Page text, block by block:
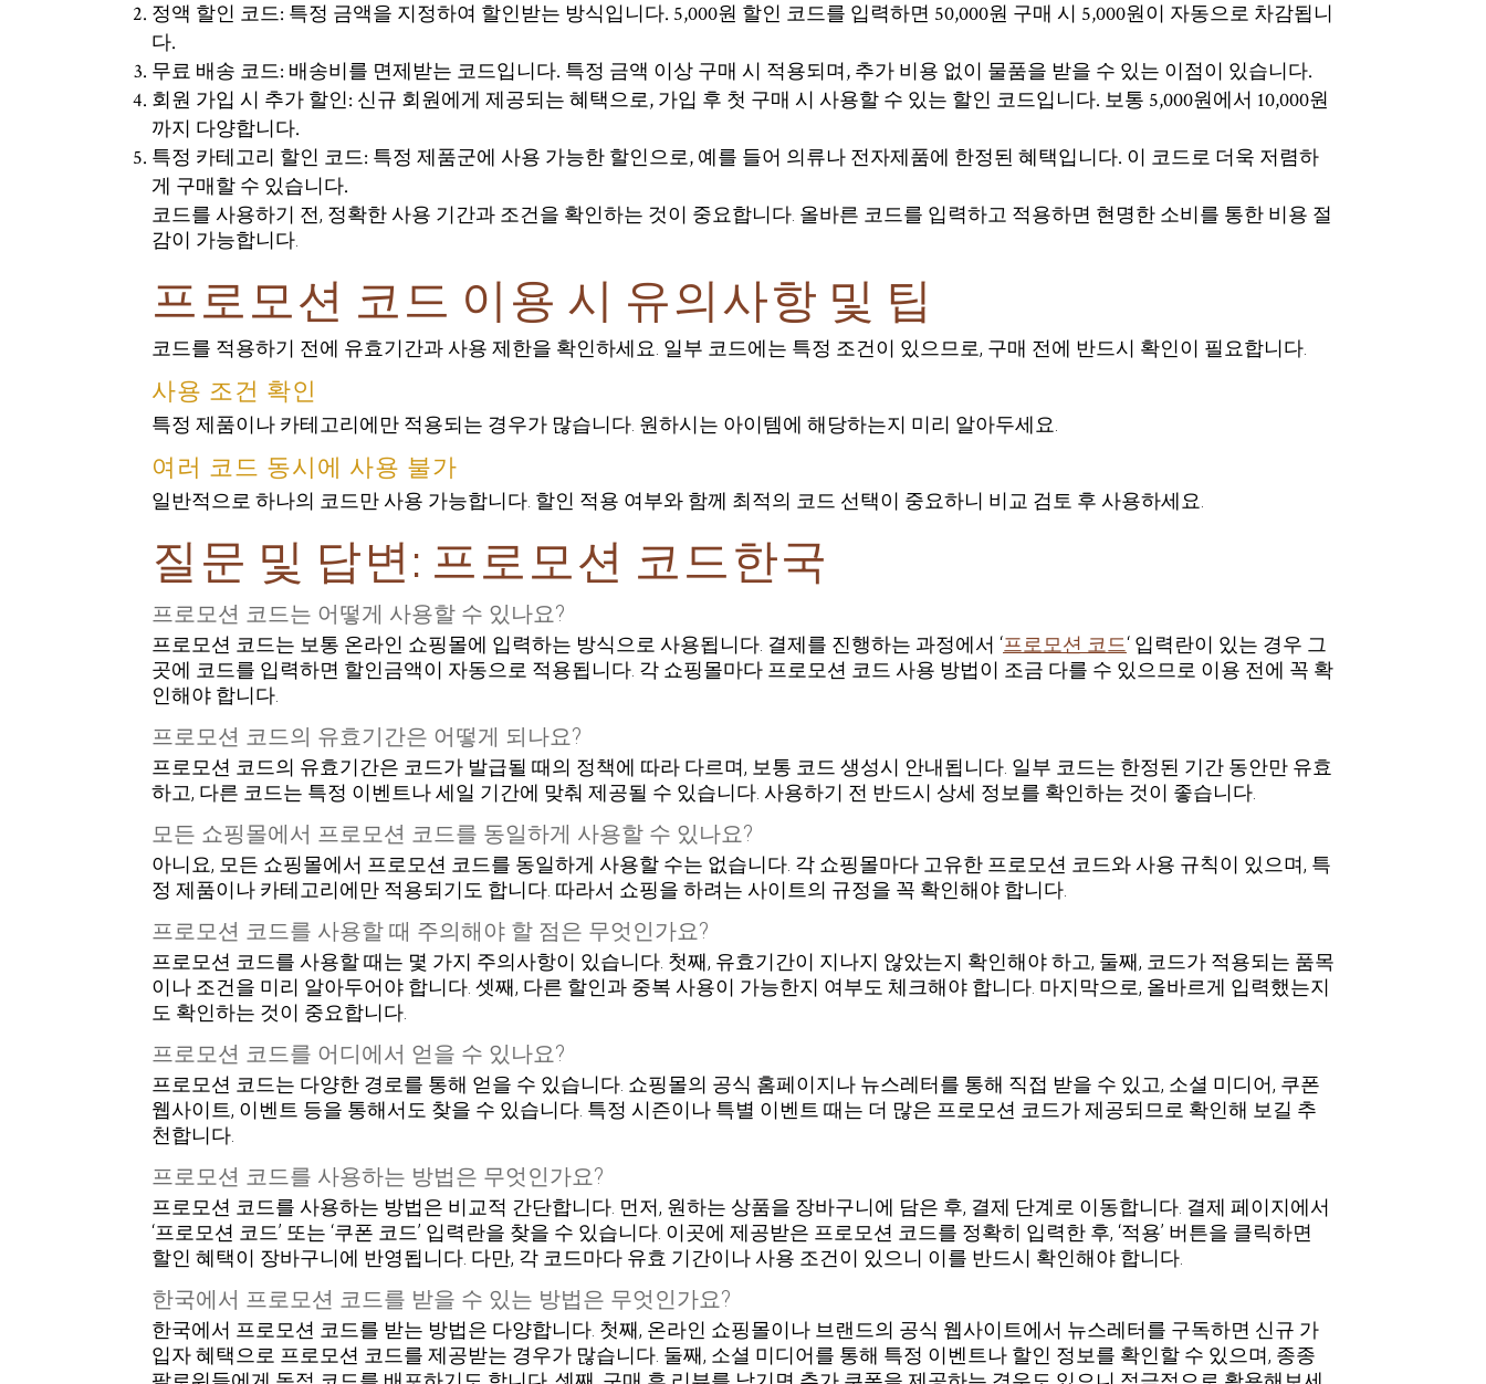
정액 할인 코드: 특정 금액을 지정하여 할인받는 방식입니다. 5,000원 할인 코드를 입력하면 50,000원 구매 시 5,000원이 자동으로 차감됩니
다.
무료 배송 코드: 배송비를 면제받는 코드입니다. 특정 금액 이상 구매 시 적용되며, 추가 비용 없이 물품을 받을 수 있는 이점이 있습니다.
회원 가입 시 추가 할인: 신규 회원에게 제공되는 혜택으로, 가입 후 첫 구매 시 사용할 수 있는 할인 코드입니다. 보통 5,000원에서 10,000원
까지 다양합니다.
특정 카테고리 할인 코드: 특정 제품군에 사용 가능한 할인으로, 예를 들어 의류나 전자제품에 한정된 혜택입니다. 이 코드로 더욱 저렴하
게 구매할 수 있습니다.
코드를 사용하기 전, 정확한 사용 기간과 조건을 확인하는 것이 중요합니다. 올바른 코드를 입력하고 적용하면 현명한 소비를 통한 비용 절
감이 가능합니다.
프로모션 코드 이용 시 유의사항 및 팁
코드를 적용하기 전에 유효기간과 사용 제한을 확인하세요. 일부 코드에는 특정 조건이 있으므로, 구매 전에 반드시 확인이 필요합니다.
사용 조건 확인
특정 제품이나 카테고리에만 적용되는 경우가 많습니다. 원하시는 아이템에 해당하는지 미리 알아두세요.
여러 코드 동시에 사용 불가
일반적으로 하나의 코드만 사용 가능합니다. 할인 적용 여부와 함께 최적의 코드 선택이 중요하니 비교 검토 후 사용하세요.
질문 및 답변: 프로모션 코드한국
프로모션 코드는 어떻게 사용할 수 있나요?
프로모션 코드는 보통 온라인 쇼핑몰에 입력하는 방식으로 사용됩니다. 결제를 진행하는 과정에서 ‘프로모션 코드‘ 입력란이 있는 경우 그
곳에 코드를 입력하면 할인금액이 자동으로 적용됩니다. 각 쇼핑몰마다 프로모션 코드 사용 방법이 조금 다를 수 있으므로 이용 전에 꼭 확
인해야 합니다.
프로모션 코드의 유효기간은 어떻게 되나요?
프로모션 코드의 유효기간은 코드가 발급될 때의 정책에 따라 다르며, 보통 코드 생성시 안내됩니다. 일부 코드는 한정된 기간 동안만 유효
하고, 다른 코드는 특정 이벤트나 세일 기간에 맞춰 제공될 수 있습니다. 사용하기 전 반드시 상세 정보를 확인하는 것이 좋습니다.
모든 쇼핑몰에서 프로모션 코드를 동일하게 사용할 수 있나요?
아니요, 모든 쇼핑몰에서 프로모션 코드를 동일하게 사용할 수는 없습니다. 각 쇼핑몰마다 고유한 프로모션 코드와 사용 규칙이 있으며, 특
정 제품이나 카테고리에만 적용되기도 합니다. 따라서 쇼핑을 하려는 사이트의 규정을 꼭 확인해야 합니다.
프로모션 코드를 사용할 때 주의해야 할 점은 무엇인가요?
프로모션 코드를 사용할 때는 몇 가지 주의사항이 있습니다. 첫째, 유효기간이 지나지 않았는지 확인해야 하고, 둘째, 코드가 적용되는 품목
이나 조건을 미리 알아두어야 합니다. 셋째, 다른 할인과 중복 사용이 가능한지 여부도 체크해야 합니다. 마지막으로, 올바르게 입력했는지
도 확인하는 것이 중요합니다.
프로모션 코드를 어디에서 얻을 수 있나요?
프로모션 코드는 다양한 경로를 통해 얻을 수 있습니다. 쇼핑몰의 공식 홈페이지나 뉴스레터를 통해 직접 받을 수 있고, 소셜 미디어, 쿠폰
웹사이트, 이벤트 등을 통해서도 찾을 수 있습니다. 특정 시즌이나 특별 이벤트 때는 더 많은 프로모션 코드가 제공되므로 확인해 보길 추
천합니다.
프로모션 코드를 사용하는 방법은 무엇인가요?
프로모션 코드를 사용하는 방법은 비교적 간단합니다. 먼저, 원하는 상품을 장바구니에 담은 후, 결제 단계로 이동합니다. 결제 페이지에서
‘프로모션 코드’ 또는 ‘쿠폰 코드’ 입력란을 찾을 수 있습니다. 이곳에 제공받은 프로모션 코드를 정확히 입력한 후, ‘적용’ 버튼을 클릭하면
할인 혜택이 장바구니에 반영됩니다. 다만, 각 코드마다 유효 기간이나 사용 조건이 있으니 이를 반드시 확인해야 합니다.
한국에서 프로모션 코드를 받을 수 있는 방법은 무엇인가요?
한국에서 프로모션 코드를 받는 방법은 다양합니다. 첫째, 온라인 쇼핑몰이나 브랜드의 공식 웹사이트에서 뉴스레터를 구독하면 신규 가
입자 혜택으로 프로모션 코드를 제공받는 경우가 많습니다. 둘째, 소셜 미디어를 통해 특정 이벤트나 할인 정보를 확인할 수 있으며, 종종